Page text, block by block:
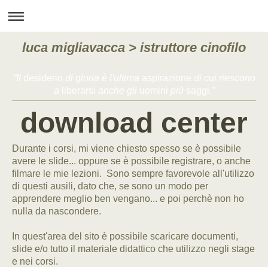
luca migliavacca > istruttore cinofilo
“Il desiderio di gloria è l'ultima aspirazione di cui riescono
a liberarsi anche gli uomini più saggi.”
download center
Durante i corsi, mi viene chiesto spesso se è possibile
avere le slide... oppure se è possibile registrare, o anche
filmare le mie lezioni. Sono sempre favorevole all'utilizzo
di questi ausili, dato che, se sono un modo per
apprendere meglio ben vengano... e poi perchè non ho
nulla da nascondere.
In quest'area del sito è possibile scaricare documenti,
slide e/o tutto il materiale didattico che utilizzo negli stage
e nei corsi.